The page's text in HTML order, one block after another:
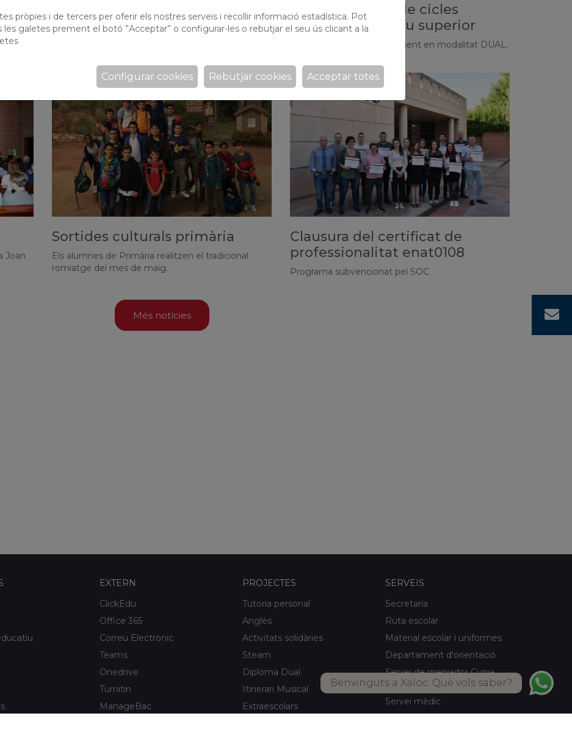
Festa final de curs 2018
Divendres 8 de juny a les 17h. Us hi esperem a
Acte acadèmic de cicles
formatius de grau superior
És la 2a promoció íntegrament en modalitat DUAL.
Joan
Sortides culturals primària
Els alumnes de Primària realitzen el tradicional
romiatge del mes de maig.
Clausura del certificat de
professionalitat enat0108
Programa subvencionat pel SOC
Més notícies
Benvinguts a Xaloc: Què vols saber?
EXTERN
ClickEdu
Office 365
Correu Electrònic
Teams
Onedrive
Turnitin
ManageBac
PROJECTES
Tutoria personal
Anglès
Activitats solidàries
Steam
Diploma Dual
Itinerari Musical
Extraescolars
SERVEIS
Secretaria
Ruta escolar
Material escolar i uniformes
Departament d'orientació
Servei de menjador Cuina
pròpia
Servei mèdic
pròpies i de tercers per oferir els nostres serveis i recollir informació estadística. Pot
galetes prement el botó ”Acceptar” o configurar-les o rebutjar el seu ús clicant a la
Acceptar totes
Rebutjar cookies
Configurar cookies